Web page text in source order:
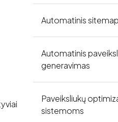
Automatinis
Automatinis
generavimas
Paveiksliukų
sistemoms